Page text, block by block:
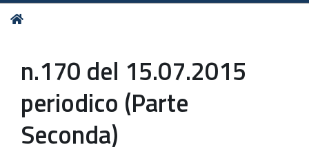
Tu
n.170 del 15.07.2015
periodico (Parte
Seconda)